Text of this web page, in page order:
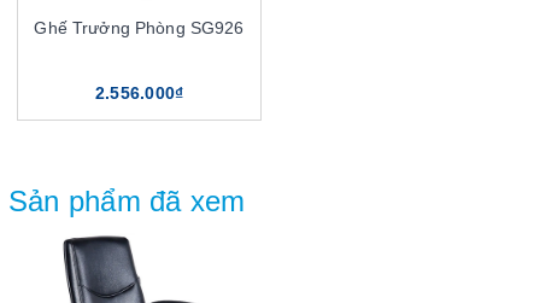
Ghế Trưởng Phòng SG926
2.556.000₫
Sản phẩm đã xem